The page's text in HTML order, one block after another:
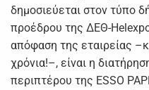
δημοσιεύεται στον τύπο
προέδρου της ΔΕΘ-
απόφαση της εταιρείας
χρόνια!–, είναι η
περιπτέρου της ESSO